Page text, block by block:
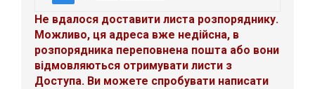
Не вдалося доставити листа розпоряднику.
Можливо, ця адреса вже недійсна, в
розпорядника переповнена пошта або вони
відмовляються отримувати листи з
Доступа. Ви можете спробувати написати